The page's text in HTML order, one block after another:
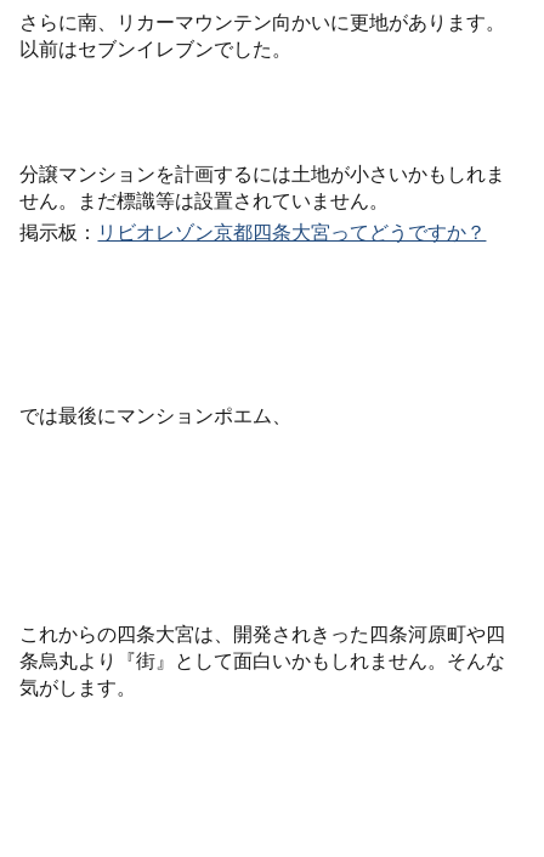
さらに南、リカーマウンテン向かいに更地があります。
以前はセブンイレブンでした。
分譲マンションを計画するには土地が小さいかもしれま
せん。まだ標識等は設置されていません。
掲示板： リビオレゾン京都四条大宮ってどうですか？
では最後にマンションポエム、
これからの四条大宮は、開発されきった四条河原町や四
条烏丸より『街』として面白いかもしれません。そんな
気がします。